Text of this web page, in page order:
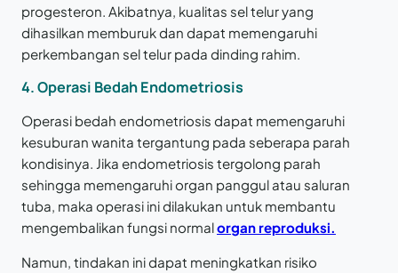
progesteron. Akibatnya, kualitas sel telur yang
dihasilkan memburuk dan dapat memengaruhi
perkembangan sel telur pada dinding rahim.
4. Operasi Bedah Endometriosis
Operasi bedah endometriosis dapat memengaruhi
kesuburan wanita tergantung pada seberapa parah
kondisinya. Jika endometriosis tergolong parah
sehingga memengaruhi organ panggul atau saluran
tuba, maka operasi ini dilakukan untuk membantu
mengembalikan fungsi normalorgan reproduksi.
Namun, tindakan ini dapat meningkatkan risiko